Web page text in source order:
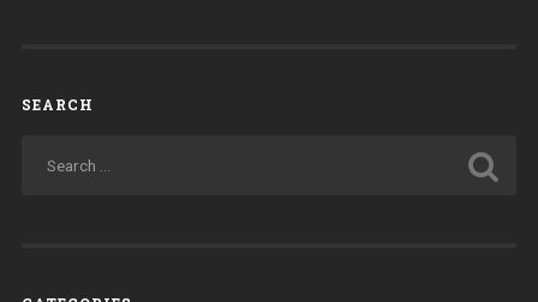
SEARCH